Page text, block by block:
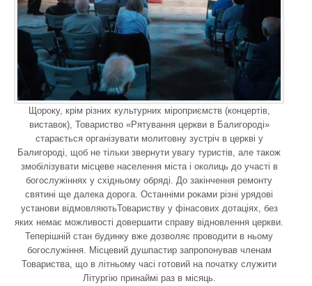
Щороку, крім різних культурних міроприємств (концертів,
виставок), Товариство «Рятування церкви в Балигороді»
старається організувати молитовну зустріч в церкві у
Балигороді, щоб не тільки звернути увагу туристів, але також
змобілізувати місцеве населення міста і околиць до участі в
богослужіннях у східньому обряді. До закінчення ремонту
святині ще далека дорога. Останніми роками різні урядові
установи відмовляютьТовариству у фінасових дотаціях, без
яких немає можливості довершити справу відновлення церкви.
Теперішній стан будинку вже дозволяє проводити в ньому
богослужіння. Місцевий душпастир запропонував членам
Товариства, що в літньому часі готовий на початку служити
Літургію принаймі раз в місяць.